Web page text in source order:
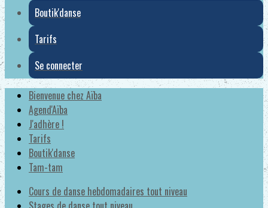
Boutik'danse
Tarifs
Se connecter
Bienvenue chez Aïba
Agend'Aïba
J'adhère !
Tarifs
Boutik'danse
Tam-tam
Cours de danse hebdomadaires tout niveau